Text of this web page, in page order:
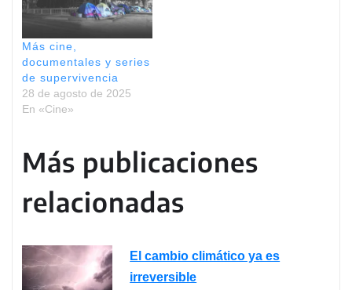
Más cine,
documentales y series
de supervivencia
28 de agosto de 2025
En «Cine»
Más publicaciones
relacionadas
El cambio climático ya es
irreversible